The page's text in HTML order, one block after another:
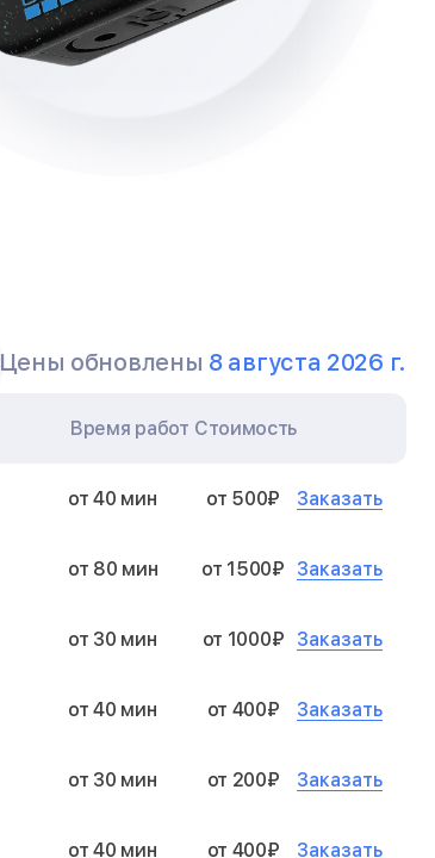
Цены обновлены 8 августа 2026 г.
Время работ Стоимость
от 40 мин от 500₽ Заказать
от 80 мин от 1500₽ Заказать
от 30 мин от 1000₽ Заказать
от 40 мин от 400₽ Заказать
от 30 мин от 200₽ Заказать
от 40 мин от 400₽ Заказать